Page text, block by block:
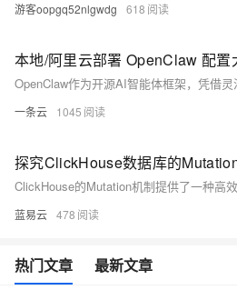
游客oopgq52nlgwdg 618
一条云 1045
探究ClickHouse数据库的
蓝易云 478
热门文章 最新文章